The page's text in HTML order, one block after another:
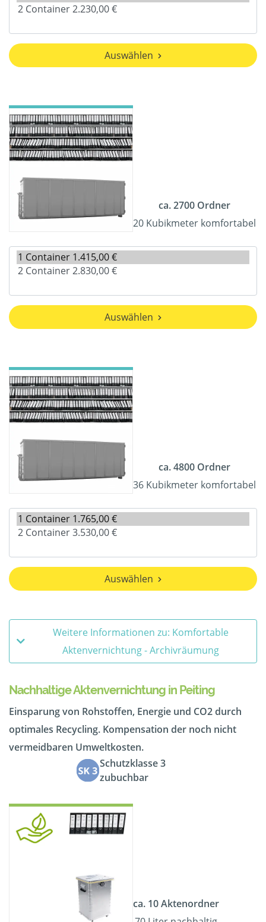
Auswählen
ca. 2700 Ordner
20 Kubikmeter komfortabel
Auswählen
ca. 4800 Ordner
36 Kubikmeter komfortabel
Auswählen
Weitere Informationen zu: Komfortable
Aktenvernichtung - Archivräumung
Nachhaltige Aktenvernichtung in Peiting
Einsparung von Rohstoffen, Energie und CO2 durch
optimales Recycling. Kompensation der noch nicht
vermeidbaren Umweltkosten.
Schutzklasse 3
zubuchbar
ca. 10 Aktenordner